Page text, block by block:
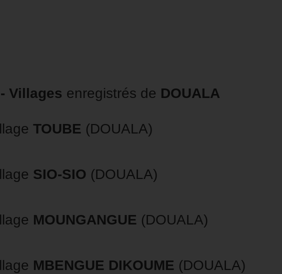
Villages enregistrés de DOUALA
TOUBE (DOUALA)
SIO-SIO (DOUALA)
MOUNGANGUE (DOUALA)
MBENGUE DIKOUME (DOUALA)